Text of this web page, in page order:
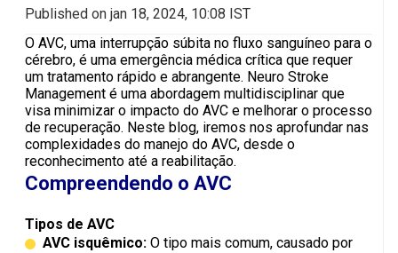
Published on jan 18, 2024, 10:08 IST
O AVC, uma interrupção súbita no fluxo sanguíneo para o
cérebro, é uma emergência médica crítica que requer
um tratamento rápido e abrangente. Neuro Stroke
Management é uma abordagem multidisciplinar que
visa minimizar o impacto do AVC e melhorar o processo
de recuperação. Neste blog, iremos nos aprofundar nas
complexidades do manejo do AVC, desde o
reconhecimento até a reabilitação.
Compreendendo o AVC
Tipos de AVC
AVC isquêmico: O tipo mais comum, causado por